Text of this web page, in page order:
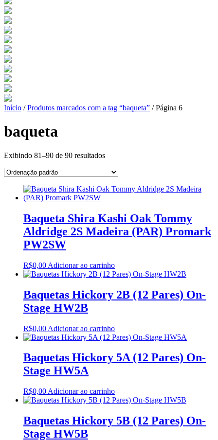
Início /Produtos marcados com a tag “baqueta” / Página 6
baqueta
Exibindo 81–90 de 90 resultados
Baqueta Shira Kashi Oak Tommy
Aldridge 2S Madeira (PAR) Promark
PW2SW
R$0,00 Adicionar ao carrinho
Baquetas Hickory 2B (12 Pares) On-
Stage HW2B
R$0,00 Adicionar ao carrinho
Baquetas Hickory 5A (12 Pares) On-
Stage HW5A
R$0,00 Adicionar ao carrinho
Baquetas Hickory 5B (12 Pares) On-
Stage HW5B